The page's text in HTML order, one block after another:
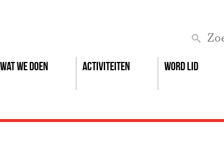
Wat we doen Activiteiten Word lid